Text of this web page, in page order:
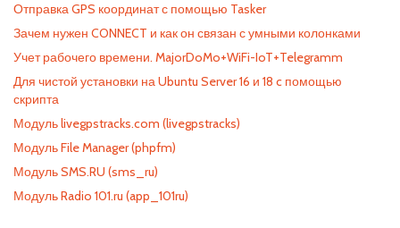
Отправка GPS координат с помощью Tasker
Зачем нужен CONNECT и как он связан с умными колонками
Учет рабочего времени. MajorDoMo+WiFi-IoT+Telegramm
Для чистой установки на Ubuntu Server 16 и 18 c помощью
скрипта
Модуль livegpstracks.com (livegpstracks)
Модуль File Manager (phpfm)
Модуль SMS.RU (sms_ru)
Модуль Radio 101.ru (app_101ru)